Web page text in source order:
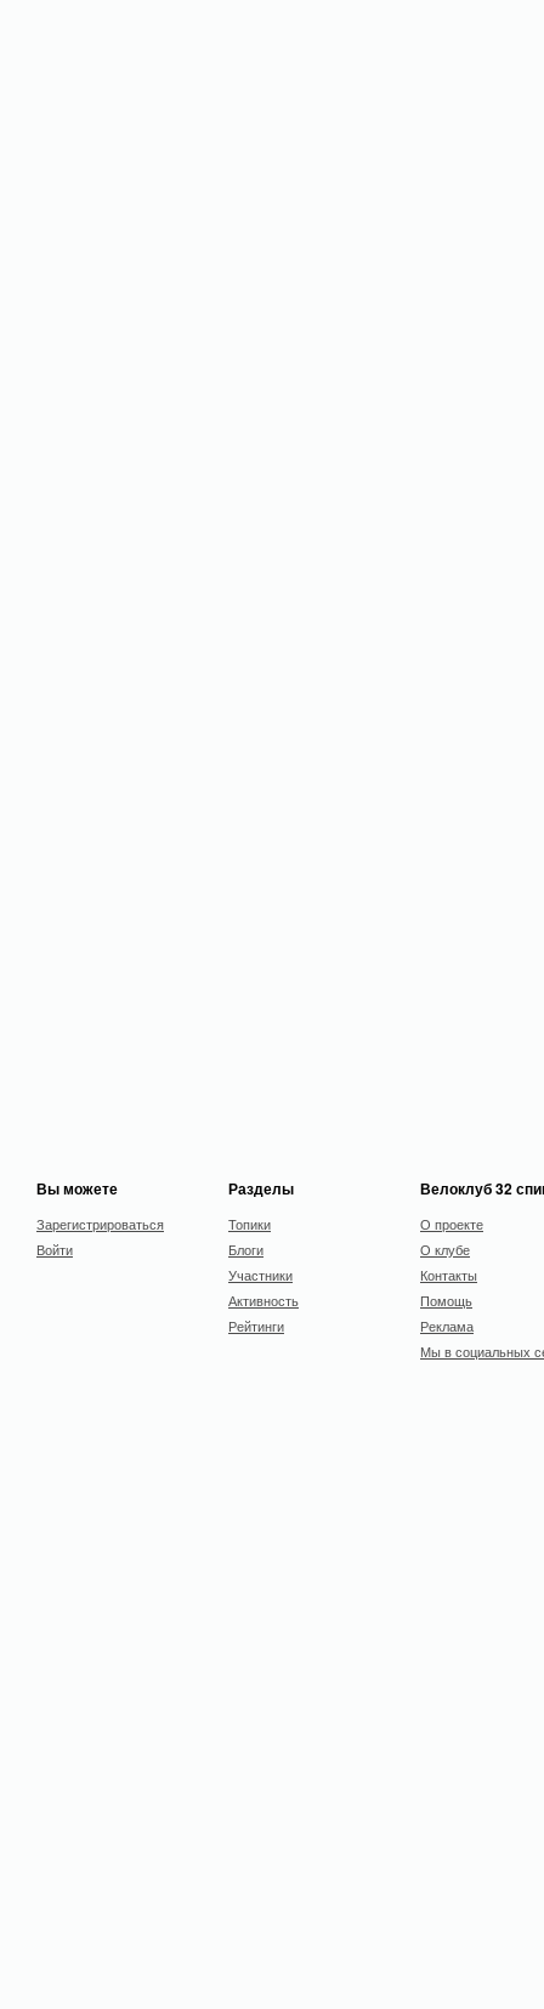
Вы можете
Зарегистрироваться
Войти
Разделы
Топики
Блоги
Участники
Активность
Рейтинги
Велоклуб 32
О проекте
О клубе
Контакты
Помощь
Реклама
Мы в социальных